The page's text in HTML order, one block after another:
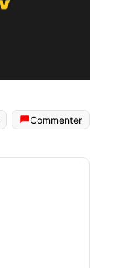
Commenter